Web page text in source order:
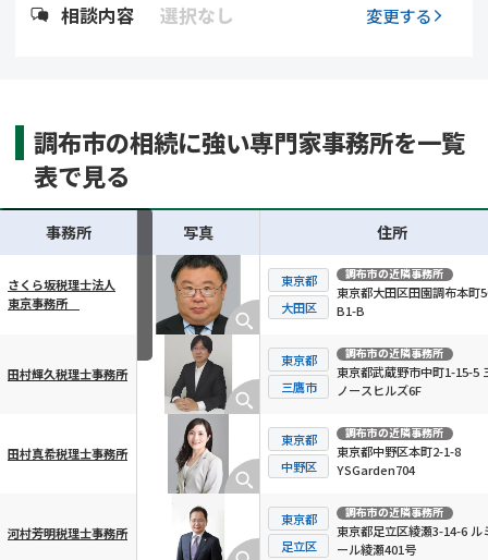
相談内容 選択なし 変更する
調布市の相続に強い専門家事務所を一覧
表で見る
横スクロール可能
事務所 写真 住所
さくら坂税理士法人
東京事務所
東京都
大田区
調布市の近隣事務所
東京都大田区田園調布本町
B1-B
田村輝久税理士事務所
東京都
三鷹市
調布市の近隣事務所
東京都武蔵野市中町1-15-5
ノースヒルズ6F
田村真希税理士事務所
東京都
中野区
調布市の近隣事務所
東京都中野区本町2-1-8
YSGarden704
河村芳明税理士事務所
東京都
足立区
調布市の近隣事務所
東京都足立区綾瀬3-14-6 ル
ール綾瀬401号